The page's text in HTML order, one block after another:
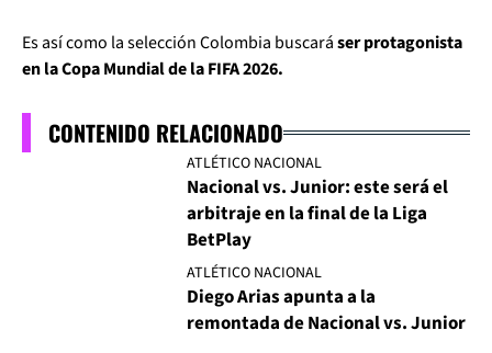
Es así como la selección Colombia buscaráser protagonista
en la Copa Mundial de la FIFA 2026.
CONTENIDO RELACIONADO
ATLÉTICO NACIONAL
Nacional vs. Junior: este será el
arbitraje en la final de la Liga
BetPlay
ATLÉTICO NACIONAL
Diego Arias apunta a la
remontada de Nacional vs. Junior